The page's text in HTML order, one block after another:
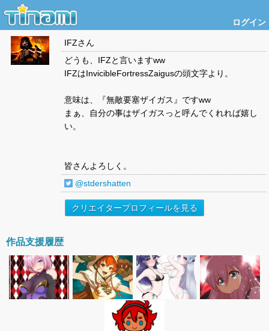
ログイン
IFZさん
どうも、IFZと言いますww
IFZはInvicibleFortressZaigusの頭文字より。
意味は、『無敵要塞ザイガス』ですww
まぁ、自分の事はザイガスっと呼んでくれれば嬉し
い。
皆さんよろしく。
@stdershatten
クリエイタープロフィールを見る
作品支援履歴